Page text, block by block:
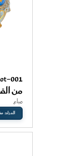
من
مباع
المزاد